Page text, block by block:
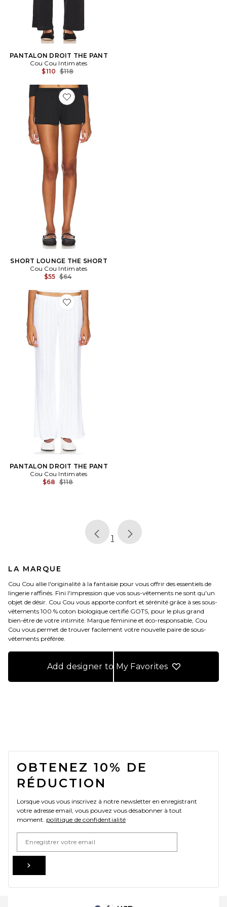
PANTALON DROIT THE PANT
Cou Cou Intimates
$110 Previous price:
$118
Favorite SHORT LOUNGE THE SHORT
SHORT LOUNGE THE SHORT
Cou Cou Intimates
$55 Previous price:
$64
Favorite PANTALON DROIT THE PANT
PANTALON DROIT THE PANT
Cou Cou Intimates
$68 Previous price:
$118
page
1 of 1, currently selected
LA MARQUE
Cou Cou allie l'originalité à la fantaisie pour vous offrir des essentiels de
lingerie raffinés. Fini l'impression que vos sous-vêtements ne sont qu'un
objet de désir. Cou Cou vous apporte confort et sérénité grâce à ses sous-
vêtements 100 % coton biologique certifié GOTS, pour le plus grand
bien-être de votre intimité. Marque féminine et éco-responsable, Cou
Cou vous permet de trouver facilement votre nouvelle paire de sous-
vêtements préférée.
Add designer to My Favorites
FOOTER
OBTENEZ 10% DE
RÉDUCTION
Lorsque vous vous inscrivez à notre newsletter en enregistrant
votre adresse email, vous pouvez vous désabonner à tout
moment. politique de confidentialité